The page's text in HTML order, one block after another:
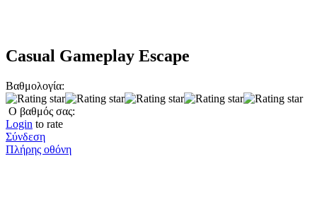
Casual Gameplay Escape
Βαθμολογία:
Ο βαθμός σας:
Login to rate
Σύνδεση
Πλήρης οθόνη